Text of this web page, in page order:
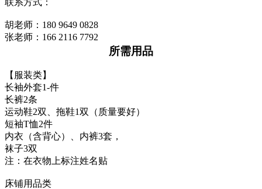
胡老师：180 9649 0828
张老师：166 2116 7792
所需用品
【服装类】
长袖外套1-件
长裤2条
运动鞋2双、拖鞋1双（质量要好）
短袖T恤2件
内衣（含背心）、内裤3套，
袜子3双
注：在衣物上标注姓名贴
床铺用品类